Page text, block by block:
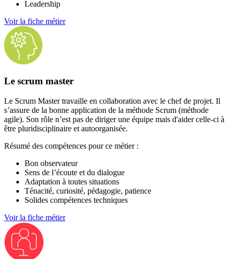
Leadership
Voir la fiche métier
Le scrum master
Le Scrum Master travaille en collaboration avec le chef de projet. Il
s’assure de la bonne application de la méthode Scrum (méthode
agile). Son rôle n’est pas de diriger une équipe mais d'aider celle-ci à
être pluridisciplinaire et autoorganisée.
Résumé des compétences pour ce métier :
Bon observateur
Sens de l’écoute et du dialogue
Adaptation à toutes situations
Ténacité, curiosité, pédagogie, patience
Solides compétences techniques
Voir la fiche métier